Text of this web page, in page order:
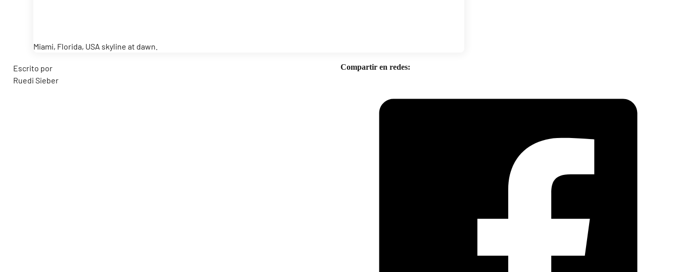
Miami, Florida, USA skyline at dawn.
Escrito por
Ruedi Sieber
Compartir en redes: